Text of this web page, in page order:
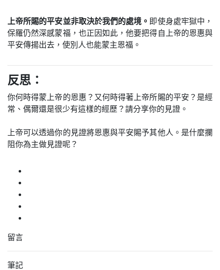
上帝所賜的平安並非取決於我們的處境。 即使身處牢獄中，
保羅仍然深感蒙福，也正因如此，他要把得自上帝的恩惠與
平安傳揚出去，使別人也能蒙主恩福。
反思：
你何時得蒙上帝的恩惠？又何時得著上帝所賜的平安？是經
常、偶爾還是很少有這樣的經歷？請分享你的見證。
上帝可以透過你的見證將恩惠與平安賜予其他人。是什麼攔
阻你為主做見證呢？
留言
筆記